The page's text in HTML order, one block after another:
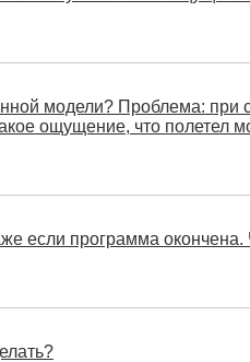
модели? Проблема: при
ощущение, что полетел
если программа